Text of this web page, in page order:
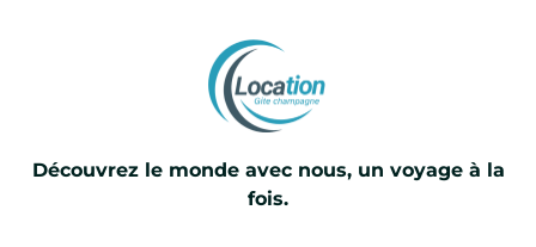
Découvrez le monde avec nous, un voyage à la
fois.